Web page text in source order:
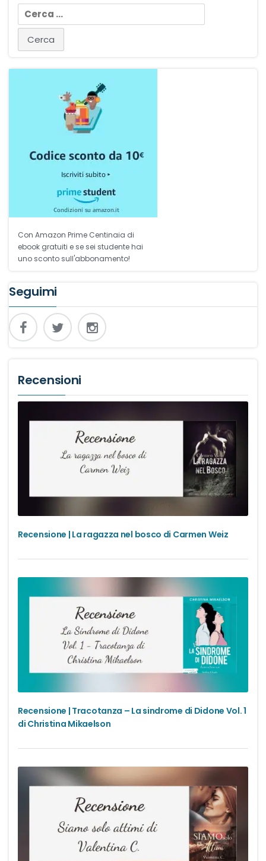
Ricerca
per:
Con Amazon Prime Centinaia di
ebook gratuiti e se sei studente hai
uno sconto sull'abbonamento!
Seguimi
Recensioni
Recensione | La ragazza nel bosco di Carmen Weiz
Recensione | Tracotanza – La sindrome di Didone Vol. 1
di Christina Mikaelson